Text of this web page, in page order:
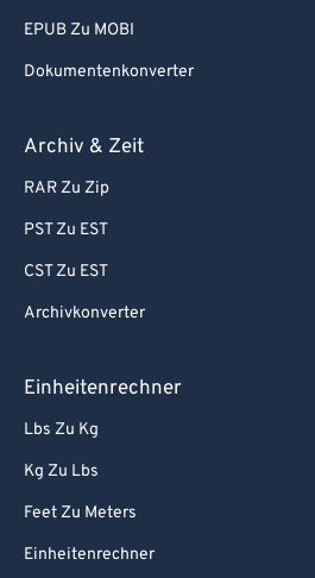
EPUB Zu MOBI
Dokumentenkonverter
Archiv & Zeit
RAR Zu Zip
PST Zu EST
CST Zu EST
Archivkonverter
Einheitenrechner
Lbs Zu Kg
Kg Zu Lbs
Feet Zu Meters
Einheitenrechner